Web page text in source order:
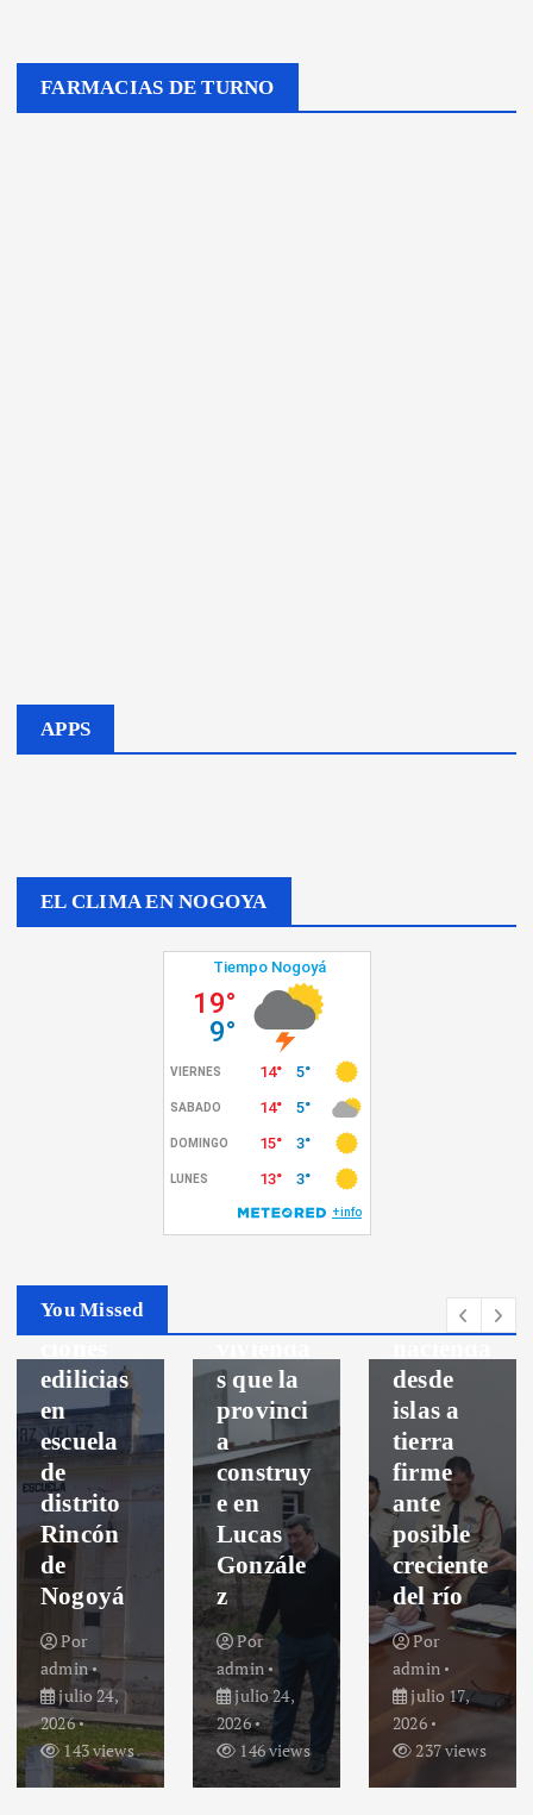
FARMACIAS DE TURNO
APPS
EL CLIMA EN NOGOYA
You Missed
Realizan
interven
edilicias
en
escuela
de
distrito
Rincón
de
Nogoyá
Por
admin
julio 24,
2026
143 views
Nogoya
Recorrie
s que la
provinci
a
construy
e en
Lucas
Gonzále
z
Por
admin
julio 24,
2026
146 views
nto de
desde
islas a
tierra
firme
ante
posible
creciente
del río
Por
admin
julio 17,
2026
237 views